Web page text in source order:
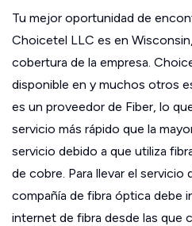
Tu mejor oportunidad de
Choicetel LLC es en
cobertura de la empresa.
disponible en y muchos otros
es un proveedor de Fiber, lo
servicio más rápido que la
servicio debido a que utiliza
de cobre. Para llevar el servicio
compañía de fibra óptica debe
internet de fibra desde las que